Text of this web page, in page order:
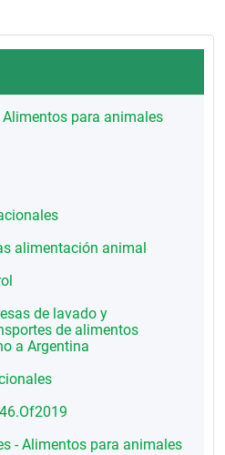
para animales
alimentación animal
de lavado y
de alimentos
a Argentina
- Alimentos para animales